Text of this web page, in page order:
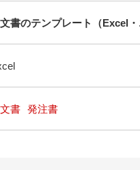
書のテンプレート（Excel・
書 発注書